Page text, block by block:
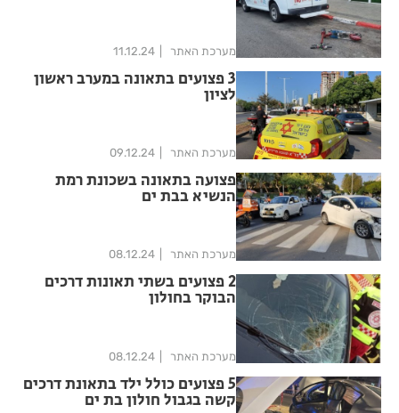
מערכת האתר 11.12.24
3 פצועים בתאונה במערב ראשון
לציון
מערכת האתר 09.12.24
פצועה בתאונה בשכונת רמת
הנשיא בבת ים
מערכת האתר 08.12.24
2 פצועים בשתי תאונות דרכים
הבוקר בחולון
מערכת האתר 08.12.24
5 פצועים כולל ילד בתאונת דרכים
קשה בגבול חולון בת ים